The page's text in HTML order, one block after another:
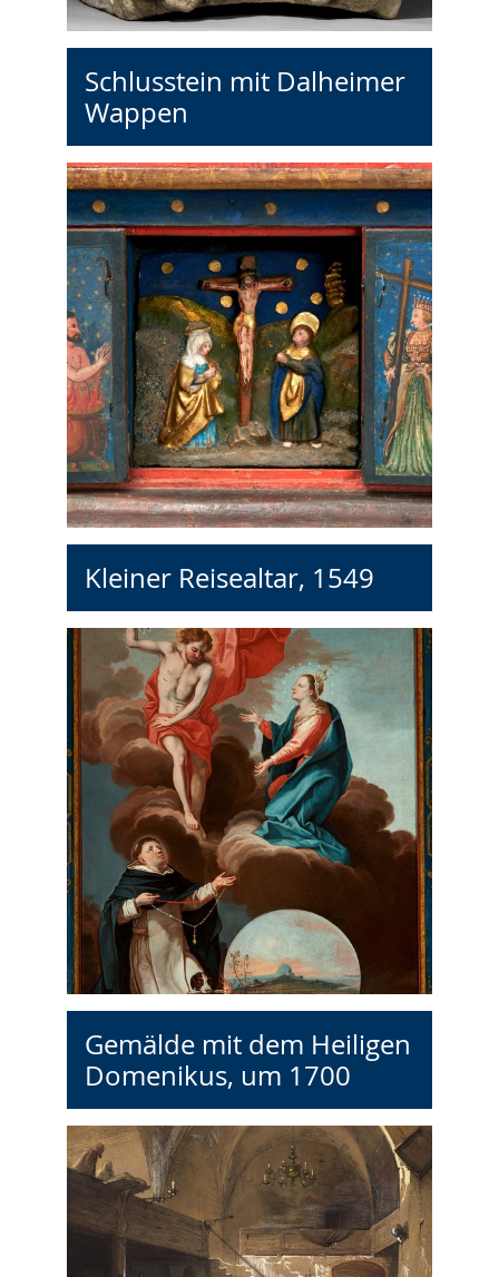
Schlusstein mit Dalheimer
Wappen
Kleiner Reisealtar, 1549
Gemälde mit dem Heiligen
Domenikus, um 1700